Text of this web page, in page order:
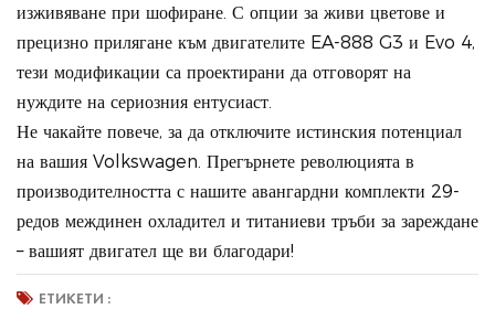
изживяване при шофиране. С опции за живи цветове и
прецизно прилягане към двигателите EA-888 G3 и Evo 4,
тези модификации са проектирани да отговорят на
нуждите на сериозния ентусиаст.
Не чакайте повече, за да отключите истинския потенциал
на вашия Volkswagen. Прегърнете революцията в
производителността с нашите авангардни комплекти 29-
редов междинен охладител и титаниеви тръби за зареждане
– вашият двигател ще ви благодари!
ЕТИКЕТИ :